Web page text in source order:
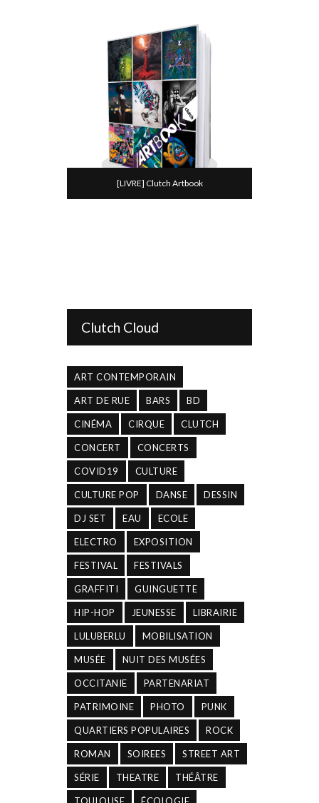
[LIVRE] Clutch Artbook
Clutch Cloud
ART CONTEMPORAIN
ART DE RUE BARS BD
CINÉMA CIRQUE CLUTCH
CONCERT CONCERTS
COVID19 CULTURE
CULTURE POP DANSE DESSIN
DJ SET EAU ECOLE
ELECTRO EXPOSITION
FESTIVAL FESTIVALS
GRAFFITI GUINGUETTE
HIP-HOP JEUNESSE LIBRAIRIE
LULUBERLU MOBILISATION
MUSÉE NUIT DES MUSÉES
OCCITANIE PARTENARIAT
PATRIMOINE PHOTO PUNK
QUARTIERS POPULAIRES ROCK
ROMAN SOIREES STREET ART
SÉRIE THEATRE THÉÂTRE